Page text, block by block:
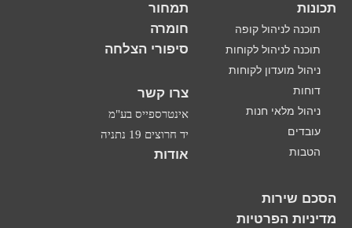
תכונות
תוכנה לניהול קופה
תוכנה לניהול לקוחות
ניהול מועדון לקוחות
דוחות
ניהול מלאי חנות
עובדים
הטבות
תמחור
חומרה
סיפורי הצלחה
צרו קשר
אינטרספייס בע"מ
יד חרוצים 19 נתניה
אודות
הסכם שירות
מדיניות הפרטיות